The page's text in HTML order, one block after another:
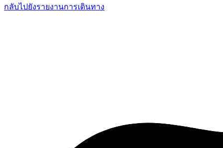
กลับไปยังรายงานการเดินทาง